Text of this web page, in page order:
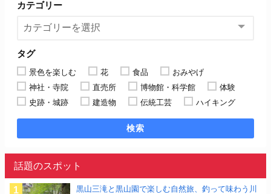
カテゴリー
タグ
景色を楽しむ 花 食品
おみやげ
神社・寺院
直売所 博物館・科学館
体験
史跡・城跡
建造物 伝統工芸 ハイキング
検索
話題のスポット
黒山三滝と黒山園で楽しむ自然旅、釣って味わう川